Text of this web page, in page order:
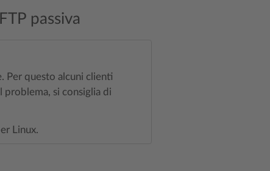
passiva
Per questo alcuni clienti
problema, si consiglia di
Linux.